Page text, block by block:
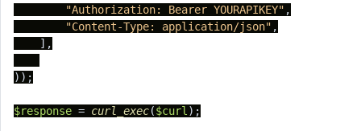
"Authorization: Bearer YOURAPIKEY" ,
"Content-Type: application/json" ,
    ],
));
$response = curl_exec($curl );